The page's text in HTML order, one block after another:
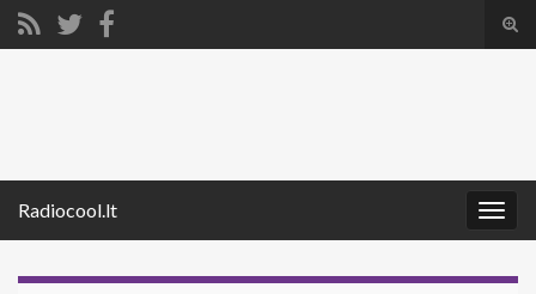
Radiocool.lt